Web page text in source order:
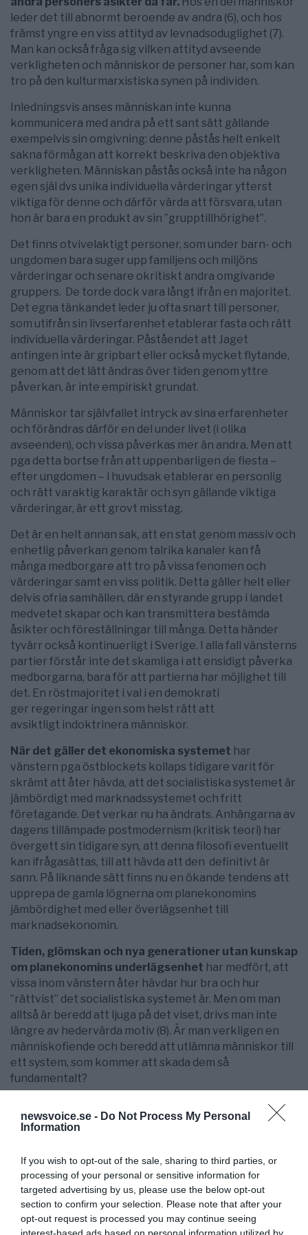
newsvoice.se - Do Not Process My Personal
Information
If you wish to opt-out of the sale, sharing to third parties, or
processing of your personal or sensitive information for
targeted advertising by us, please use the below opt-out
section to confirm your selection. Please note that after your
opt-out request is processed you may continue seeing
interest-based ads based on personal information utilized by
leder det till abnormt beroende av andra (6), och hos
främst yngre en viss attityd av levnadsoduglighet (7).
Man kan också fråga sig vilken attityd avseende
verkligheten och människor de personer har, som kan
tro på den kulturmarxistiska synen på individen.
Inledningsvis anses människan inte kunna
kommunicera med andra på ett sant sätt gällande
exempelvis sin omgivning: denne påstås helt enkelt
sakna förmågan att korrekt beskriva den objektiva
verkligheten. Människan påstås också inte ha någon
egen själ dvs unika individuella värderingar ytterst
viktiga för denne och därför värda att försvara, utan
hon är bara en produkt av sin ”grupptillhörighet”.
Det finns otvivelaktigt personer, som under barn- och
ungdomen bara suger upp familjens och miljöns
värderingar och senare okritiskt andra omgivande
gruppers. De torde dock vara långt ifrån en majoritet.
Det egna tänkandet leder ju ofta snart till personer,
som utifrån sin livserfarenhet etablerar fasta och rätt
individuella värderingar. Påståendet att Jaget
antingen inte är gripbart eller också mycket flytande,
genom att det lätt ändras över tiden genom yttre
påverkan, är inte empiriskt grundat.
Människor tar självfallet intryck av sina erfarenheter
och förändras därför en del under livet (i olika
avseenden), och vissa påverkas mer än andra. Men att
pga detta bortse från att uppenbarligen de flesta –
efter ungdomen – i huvudsak etablerar en personlig
och rätt varaktig karaktär och syn gällande viktiga
värderingar, är ett grovt misstag.
Det är en helt annan sak, att en stat genom massiv och
enhetlig påverkan genom talrika kanaler kan få
många medborgare att tro på vissa fenomen och
värderingar samt en viss politik. Detta gäller helt eller
delvis ofria samhällen, där en styrande grupp i landet
medvetet skapar och kan transmittera bestämda
åsikter och föreställningar till många. Detta händer
tyvärr också kontinuerligt i Sverige. I alla fall vänsterns
partier förstår inte det skamliga i att ensidigt påverka
medborgarna, bara för att partierna har möjlighet till
det. En röstmajoritet i val i en demokrati
ger regeringar ingen som helst rätt att
avsiktligt indoktrinera människor.
När det gäller det ekonomiska systemet har
vänstern pga östblockets kollaps tidigare varit för
skrämt att åter hävda, att det socialistiska systemet är
jämbördigt med marknadssystemet och fritt
företagande. Det verkar nu ha ändrats. Anhängarna av
dagens tillämpade postmodernism (kritisk teori) har
övergett sin tidigare syn, att denna filosofi eventuellt
kan ifrågasättas, till att hävda att den definitivt är
sann. På liknande sätt finns nu en ökande tendens att
upprepa de gamla lögnerna om planekonomins
jämbördighet med eller överlägsenhet till
marknadsekonomin.
Tiden, glömskan och nya generationer utan kunskap
om planekonomins underlägsenhet har medfört, att
vissa inom vänstern åter hävdar hur bra och hur
”rättvist” det socialistiska systemet är. Men om man
alltså är beredd att ljuga på det viset, drivs man inte
längre av hedervärda motiv (8). Är man verkligen en
människofiende och beredd att utlämna människor till
ett system, som kommer att skada dem så
fundamentalt?
potentiellt kulturmarxistiskt samhälle, verkar det
samhället, språket och den mänskliga naturen
eliminerar goda samhällslösningar, harmoni och
tillräcklig intressegemenskap. Kulturmarxismens
samhällssystem inkl syn på ekonomin utesluter helt
enkelt ett välfungerande land inriktat på att skapa